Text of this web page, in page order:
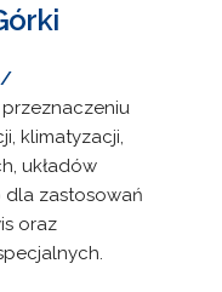
klimatyzacji,
układów
dla zastosowań
oraz